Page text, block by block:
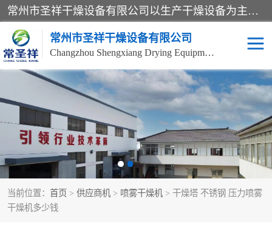
常州市圣祥干燥设备有限公司以生产干燥设备为主导产品，提供：干燥设备、干燥机、混合机、气流干燥机、烘箱、热风循环烘箱、沸腾干燥机、烘干机、喷雾干燥机等产品的生产、制造与销售服务。
常州市圣祥干燥设备有限公司
Changzhou Shengxiang Drying Equipment Co. , Ltd.
当前位置： 首页 > 供应商机 > 喷雾干燥机 > 干燥塔 不锈钢 压力喷雾
干燥机多少钱
单锥真空干燥机 双锥真空干燥机
气流干燥机 滚筒刮板干燥机
干燥机 闪蒸干燥机
桨叶干燥机 高速混合机